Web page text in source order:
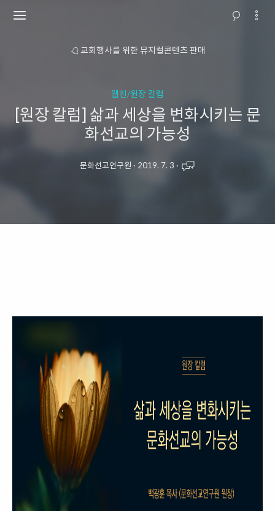
교회행사를 위한 뮤지컬콘텐츠 판매
웹진/원장 칼럼
[원장 칼럼] 삶과 세상을 변화시키는 문
화선교의 가능성
문화선교연구원 · 2019. 7. 3 ·